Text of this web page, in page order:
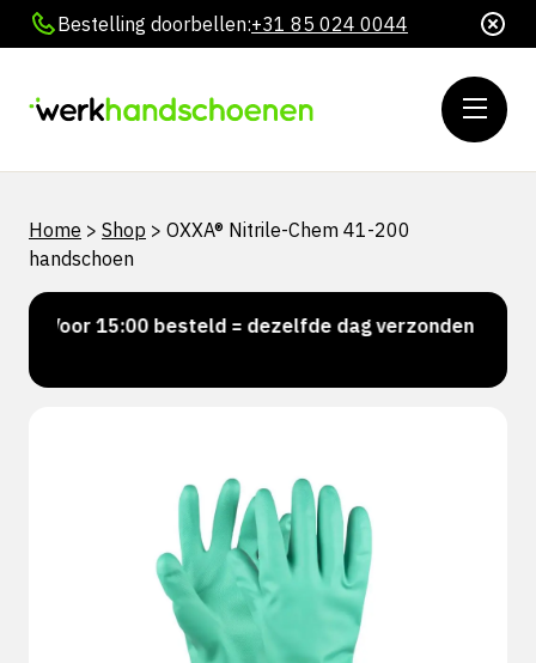
Bestelling doorbellen:+31 85 024 0044
Home > Shop > OXXA® Nitrile-Chem 41-200
handschoen
Voor 15:00 besteld = dezelfde dag verzonden